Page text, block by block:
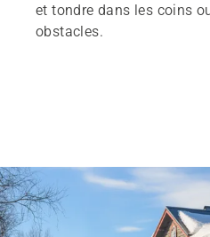
et tondre dans les coins
obstacles.